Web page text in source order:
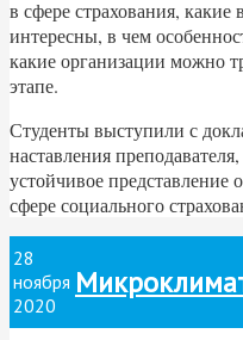
в сфере страхования,
интересны, в чем
какие организации можно
этапе.
Студенты выступили с
наставления
устойчивое представление
сфере социального
28
ноября
2020